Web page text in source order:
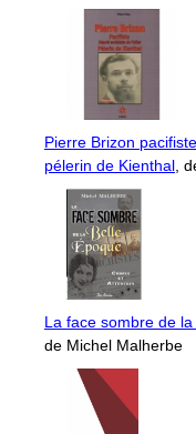
Pierre Brizon
pélerin de Kienthal ,
La face sombre de
de Michel Malherbe